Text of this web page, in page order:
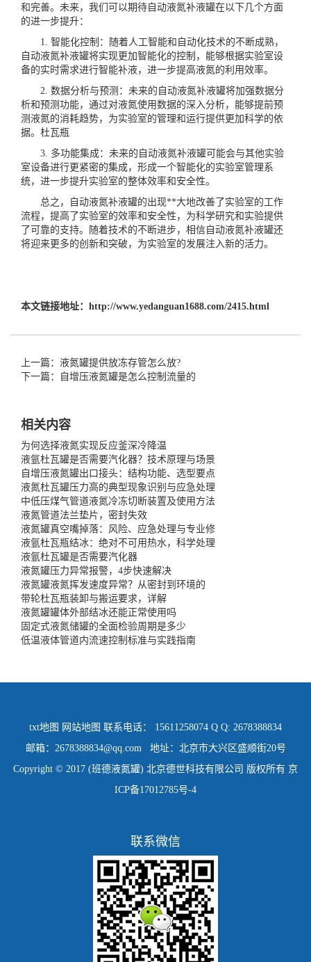
和完善。未来，我们可以期待自动液氮补液罐在以下几个方面
的进一步提升：
1. 智能化控制：随着人工智能和自动化技术的不断成熟，
自动液氮补液罐将实现更加智能化的控制，能够根据实验室设
备的实时需求进行智能补液，进一步提高液氮的利用效率。
2. 数据分析与预测：未来的自动液氮补液罐将加强数据分
析和预测功能，通过对液氮使用数据的深入分析，能够提前预
测液氮的消耗趋势，为实验室的管理和运行提供更加科学的依
据。 杜瓦瓶
3. 多功能集成：未来的自动液氮补液罐可能会与其他实验
室设备进行更紧密的集成，形成一个智能化的实验室管理系
统，进一步提升实验室的整体效率和安全性。
总之，自动液氮补液罐的出现**大地改善了实验室的工作
流程，提高了实验室的效率和安全性，为科学研究和实验提供
了可靠的支持。随着技术的不断进步，相信自动液氮补液罐还
将迎来更多的创新和突破，为实验室的发展注入新的活力。
本文链接地址： http://www.yedanguan1688.com/2415.html
上一篇：液氮罐提供放冻存管怎么放?
下一篇：自增压液氮罐是怎么控制流量的
相关内容
为何选择液氮实现反应釜深冷降温
液氩杜瓦罐是否需要汽化器？技术原理与场景
自增压液氮罐出口接头：结构功能、选型要点
液氮杜瓦罐压力高的典型现象识别与应急处理
中低压煤气管道液氮冷冻切断装置及使用方法
液氮管道法兰垫片，密封失效
液氮罐真空嘴掉落：风险、应急处理与专业修
液氩杜瓦瓶结冰：绝对不可用热水，科学处理
液氩杜瓦罐是否需要汽化器
液氮罐压力异常报警，4步快速解决
液氮罐液氮挥发速度异常？从密封到环境的
带轮杜瓦瓶装卸与搬运要求，详解
液氮罐罐体外部结冰还能正常使用吗
固定式液氮储罐的全面检验周期是多少
低温液体管道内流速控制标准与实践指南
txt地图 网站地图 联系电话： 15611258074 Q Q: 2678388834
邮箱：2678388834@qq.com 地址：北京市大兴区盛顺街20号
Copyright © 2017 (班德液氮罐) 北京德世科技有限公司 版权所有 京
ICP备17012785号-4
联系微信